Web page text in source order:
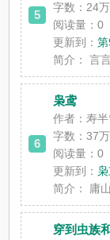
5
字数：24
阅读量：0
更新到：
简介：
言
6
枭鸢
作者：寿半
字数：37
阅读量：0
更新到：
简介：
庸
穿到虫族